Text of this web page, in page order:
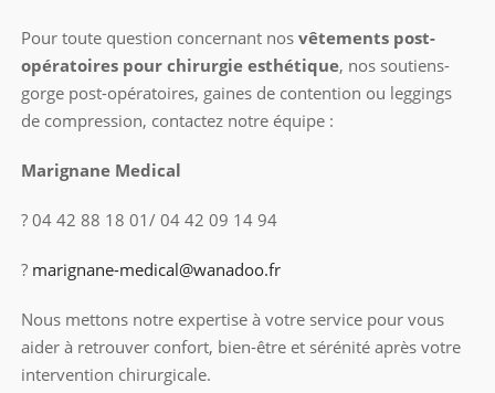
Pour toute question concernant nos vêtements post-
opératoires pour chirurgie esthétique, nos soutiens-
gorge post-opératoires, gaines de contention ou leggings
de compression, contactez notre équipe :
Marignane Medical
? 04 42 88 18 01/ 04 42 09 14 94
? marignane-medical@wanadoo.fr
Nous mettons notre expertise à votre service pour vous
aider à retrouver confort, bien-être et sérénité après votre
intervention chirurgicale.